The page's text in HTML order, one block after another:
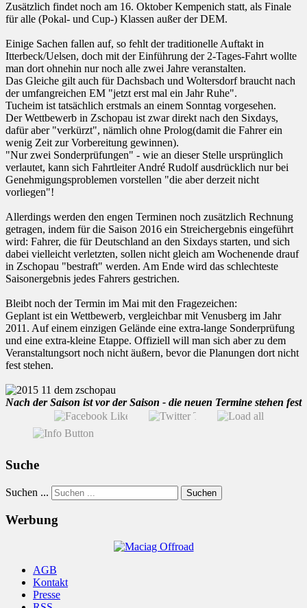
Zusätzlich findet noch am 16. Oktober Kempenich statt, als Finale
für alle (Pokal- und Cup-) Klassen außer der DEM.
Einige Sachen fallen auf, so fehlt der traditionelle Auftakt in
Itterbeck/Uelsen, doch mit der Einführung der 2-Tages-Fahrt wollte
man dort ohnehin nur noch alle zwei Jahre veranstalten.
Das Gleiche gilt auch für Dachsbach und Woltersdorf braucht nach
der umfangreichen EM "jetzt erst mal ein Jahr Ruhe".
Tucheim ist tatsächlich erstmals an einem Sonntag vorgesehen.
Der Wettbewerb in Zschopau ist zwar direkt nach den Sixdays,
dafür aber "verkürzt", nämlich ohne Prolog(damit die Fahrer ein
wenig Zeit zur Vorbereitung gewinnen).
"Nur zwei Sonderprüfungen" - wie an dieser Stelle ursprünglich
verlautet, kann sich Fahrtleiter André Rudolf ausdrücklich nur bei
Genehmigungsproblemen vorstellen "die aber derzeit nicht
vorliegen"!
Allerdings werden den engen Terminen noch zusätzlich Rechnung
getragen, indem für die Saison 2016 ein Streichergebnis eingeführt
wird: Fahrer, die für Deutschland an den Sixdays starten, und sich
dabei vielleicht verletzten, sollen nicht gleich am Wochenende drauf
in Zschopau "bestraft" werden. Am Ende wird das schlechteste
Saisonergebnis jedes Fahrers gestrichen.
Bleibt noch der Termin im Mai mit den Fragezeichen:
Geplant ist ein Wettbewerb, vergleichbar mit Venusberg im Jahr
2011. Auf einem einzigen Gelände eine extra-lange Sonderprüfung
und eine extra-kleine Etappe. Offiziell will man sich aber zu dem
Veranstaltungsort noch nicht äußern, bevor die Planungen dort nicht
fest stehen.
Nach der Saison ist vor der Saison - die neuen Termine stehen fest
Suche
Suchen ... Suchen
Werbung
AGB
Kontakt
Presse